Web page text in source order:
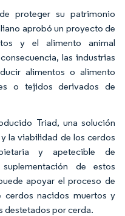
proteger su patrimonio
aprobó un proyecto de
y el alimento animal
las industrias
alimentos o alimento
o tejidos derivados de
Triad, una solución
la viabilidad de los cerdos
y apetecible de
de estos
apoyar el proceso de
nacidos muertos y
destetados por cerda.